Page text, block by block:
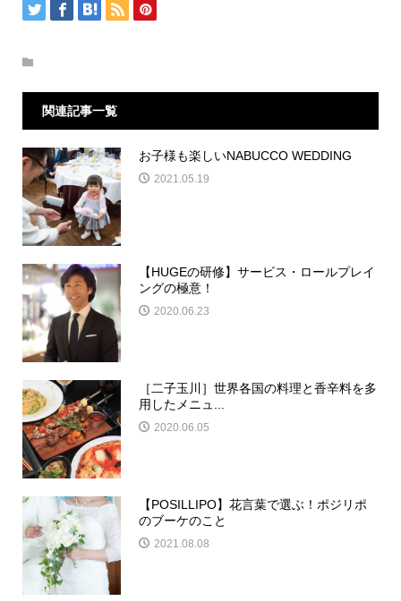
関連記事一覧
お子様も楽しいNABUCCO WEDDING
2021.05.19
【HUGEの研修】サービス・ロールプレイ
ングの極意！
2020.06.23
［二子玉川］世界各国の料理と香辛料を多
用したメニュ...
2020.06.05
【POSILLIPO】花言葉で選ぶ！ポジリポ
のブーケのこと
2021.08.08